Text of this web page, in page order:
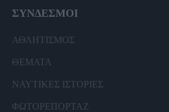
ΣΥΝΔΕΣΜΟΙ
ΑΘΛΗΤΙΣΜΟΣ
ΘΕΜΑΤΑ
ΝΑΥΤΙΚΕΣ ΙΣΤΟΡΙΕΣ
ΦΩΤΟΡΕΠΟΡΤΑΖ